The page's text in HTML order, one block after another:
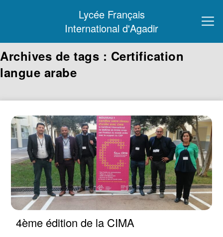
Lycée Français
International d'Agadir
Archives de tags : Certification
langue arabe
4ème édition de la CIMA